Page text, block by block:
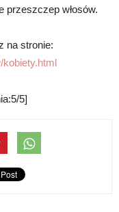
przeszczep włosów.
na stronie:
kobiety.html
5]